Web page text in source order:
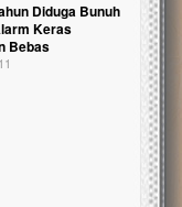
Diduga Bunuh
Keras
Bebas